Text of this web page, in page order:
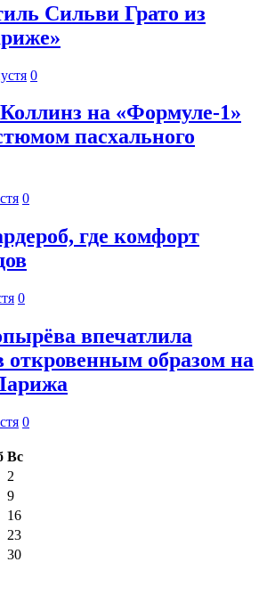
Сильви Грато из
0
на «Формуле-1»
пасхального
0
где комфорт
0
впечатлила
откровенным образом на
0
Вс
2
9
16
23
30